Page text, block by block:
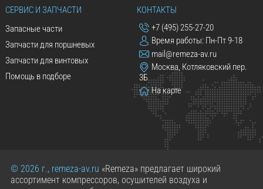
СЕРВИС И ЗАПЧАСТИ
Запасные части
Запчасти для поршневых
Запчасти для винтовых
Помощь в подборе
КОНТАКТЫ
+7 (495) 255-27-20
Время работы: Пн-Пт 9-18
mail@remeza-av.ru
Москва, Котляковский пер.
3Б
На карте
© 2026 г., remeza-av.ru «Remeza» предлагает широкий
ассортимент компрессоров, осушителей воздуха и